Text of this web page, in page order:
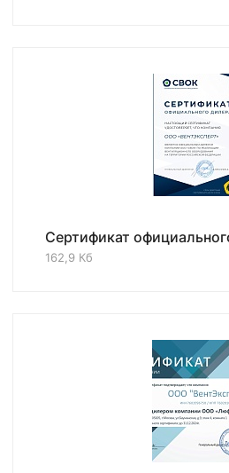
Сертификат
162,9 Кб